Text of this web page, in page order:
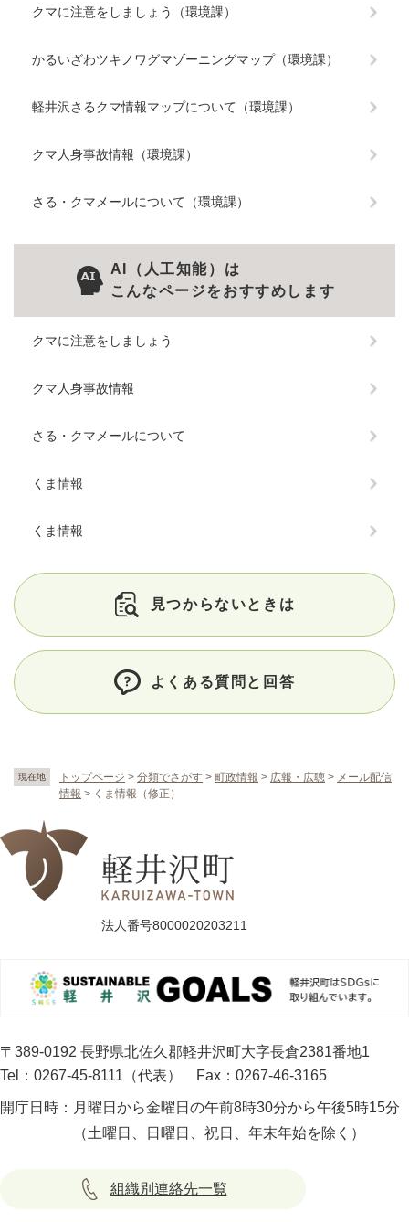
現在地 トップページ > 分類でさがす > 町政情報 > 広報・広聴 > メール配信
情報 > くま情報（修正）
クマに注意をしましょう（環境課）
かるいざわツキノワグマゾーニングマップ（環境課）
軽井沢さるクマ情報マップについて（環境課）
クマ人身事故情報（環境課）
さる・クマメールについて（環境課）
AI（人工知能）は
こんなページをおすすめします
クマに注意をしましょう
クマ人身事故情報
さる・クマメールについて
くま情報
くま情報
見つからないときは
よくある質問と回答
法人番号8000020203211
〒389-0192 長野県北佐久郡軽井沢町大字長倉2381番地1
Tel：0267-45-8111（代表）
Fax：0267-46-3165
開庁日時： 月曜日から金曜日の午前8時30分から午後5時15分
（土曜日、日曜日、祝日、年末年始を除く）
組織別連絡先一覧